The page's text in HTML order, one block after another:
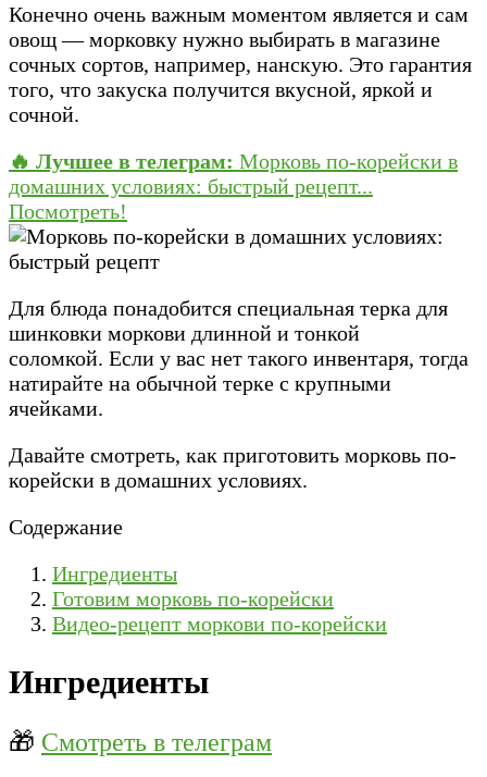
Конечно очень важным моментом является и сам
овощ — морковку нужно выбирать в магазине
сочных сортов, например, нанскую. Это гарантия
того, что закуска получится вкусной, яркой и
сочной.
🔥 Лучшее в телеграм: Морковь по-корейски в
домашних условиях: быстрый рецепт...
Посмотреть!
Для блюда понадобится специальная терка для
шинковки моркови длинной и тонкой
соломкой. Если у вас нет такого инвентаря, тогда
натирайте на обычной терке с крупными
ячейками.
Давайте смотреть, как приготовить морковь по-
корейски в домашних условиях.
Содержание
Ингредиенты
Готовим морковь по-корейски
Видео-рецепт моркови по-корейски
Ингредиенты
🎁 Смотреть в телеграм